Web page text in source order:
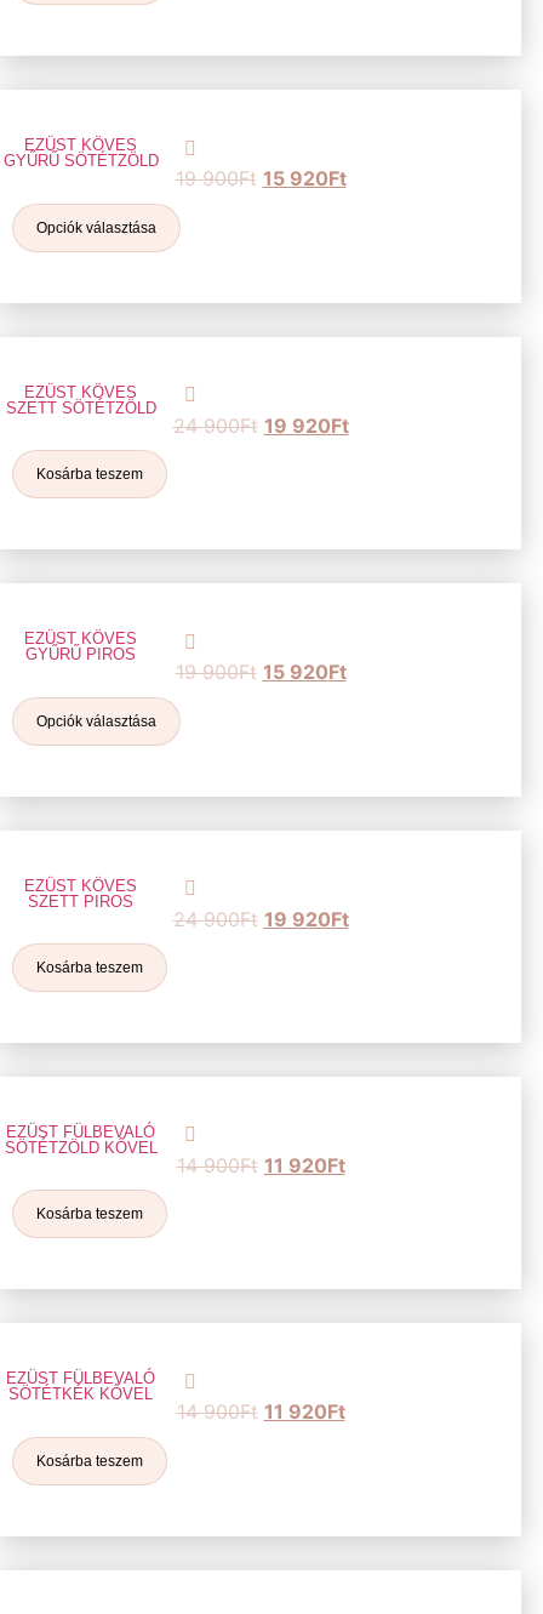
EZÜST KÖVES
GYŰRŰ SÖTÉTZÖLD
19 900Ft 15 920Ft
Opciók választása
EZÜST KÖVES
SZETT SÖTÉTZÖLD
24 900Ft 19 920Ft
Kosárba teszem
EZÜST KÖVES
GYŰRŰ PIROS
19 900Ft 15 920Ft
Opciók választása
EZÜST KÖVES
SZETT PIROS
24 900Ft 19 920Ft
Kosárba teszem
EZÜST FÜLBEVALÓ
SÖTÉTZÖLD KŐVEL
14 900Ft 11 920Ft
Kosárba teszem
EZÜST FÜLBEVALÓ
SÖTÉTKÉK KŐVEL
14 900Ft 11 920Ft
Kosárba teszem